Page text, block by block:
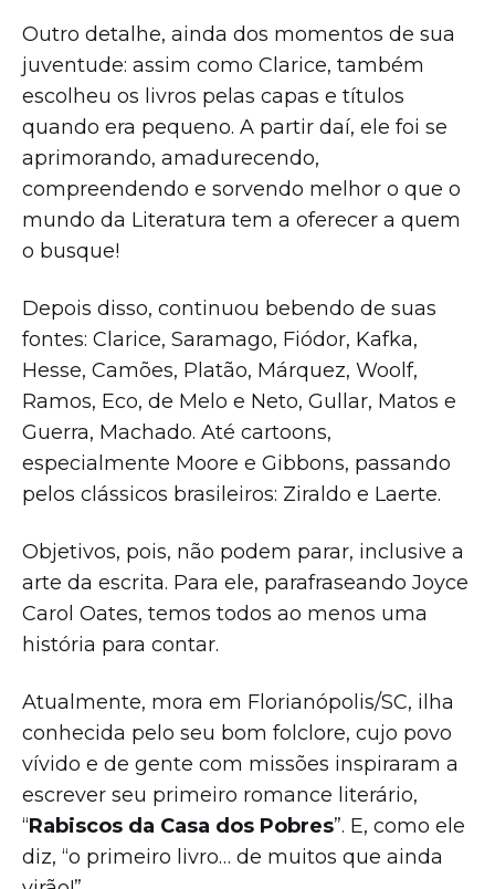
Outro detalhe, ainda dos momentos de sua
juventude: assim como Clarice, também
escolheu os livros pelas capas e títulos
quando era pequeno. A partir daí, ele foi se
aprimorando, amadurecendo,
compreendendo e sorvendo melhor o que o
mundo da Literatura tem a oferecer a quem
o busque!
Depois disso, continuou bebendo de suas
fontes: Clarice, Saramago, Fiódor, Kafka,
Hesse, Camões, Platão, Márquez, Woolf,
Ramos, Eco, de Melo e Neto, Gullar, Matos e
Guerra, Machado. Até cartoons,
especialmente Moore e Gibbons, passando
pelos clássicos brasileiros: Ziraldo e Laerte.
Objetivos, pois, não podem parar, inclusive a
arte da escrita. Para ele, parafraseando Joyce
Carol Oates, temos todos ao menos uma
história para contar.
Atualmente, mora em Florianópolis/SC, ilha
conhecida pelo seu bom folclore, cujo povo
vívido e de gente com missões inspiraram a
escrever seu primeiro romance literário,
“Rabiscos da Casa dos Pobres”. E, como ele
diz, “o primeiro livro… de muitos que ainda